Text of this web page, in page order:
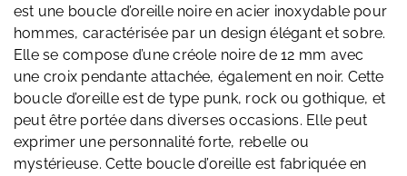
est une boucle d’oreille noire en acier inoxydable pour
hommes, caractérisée par un design élégant et sobre.
Elle se compose d’une créole noire de 12 mm avec
une croix pendante attachée, également en noir. Cette
boucle d’oreille est de type punk, rock ou gothique, et
peut être portée dans diverses occasions. Elle peut
exprimer une personnalité forte, rebelle ou
mystérieuse. Cette boucle d’oreille est fabriquée en